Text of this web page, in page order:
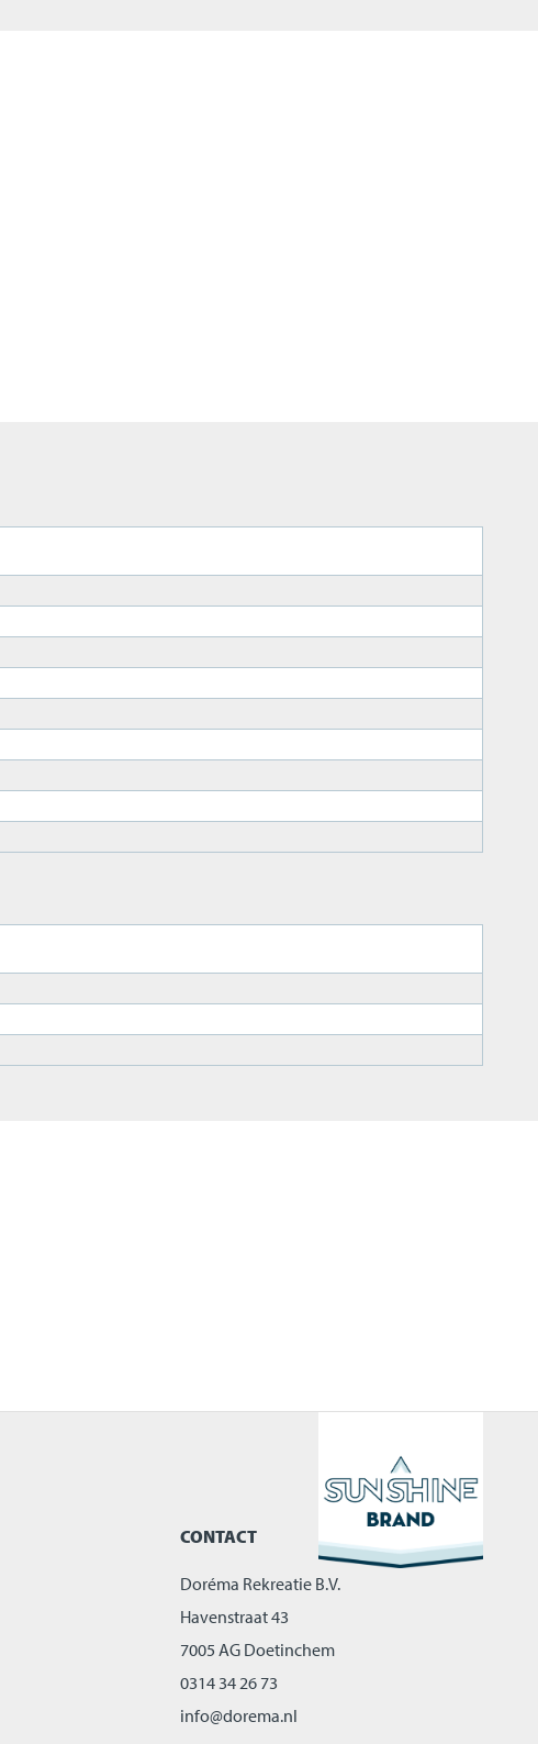
CONTACT
Doréma Rekreatie B.V.
Havenstraat 43
7005 AG Doetinchem
0314 34 26 73
info@dorema.nl